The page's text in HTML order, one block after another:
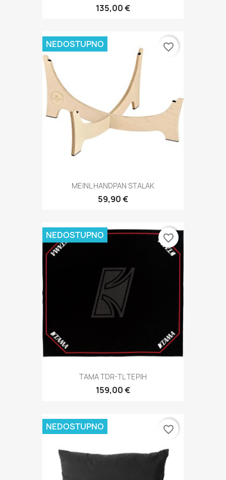
135,00 €
MEINL HANDPAN STALAK
59,90 €
NEDOSTUPNO favorite_border
TAMA TDR-TL TEPIH
159,00 €
NEDOSTUPNO favorite_border
NEDOSTUPNO favorite_border